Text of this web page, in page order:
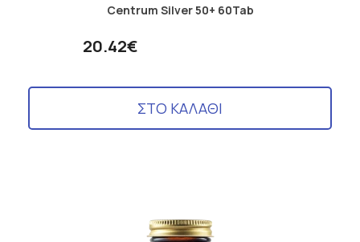
Centrum Silver 50+ 60Tab
20.42€
ΣΤΟ ΚΑΛΑΘΙ